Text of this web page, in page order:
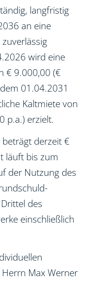
langfristig
an eine
wird eine
€ 9.000,00 (€
01.04.2031
Kaltmiete von
p.a.) erzielt.
derzeit €
läuft bis zum
der Nutzung des
des
einschließlich
Max Werner